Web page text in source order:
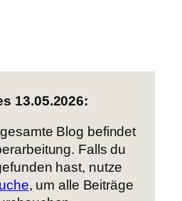
13.05.2026:
Blog befindet
Falls du
hast, nutze
, um alle Beiträge